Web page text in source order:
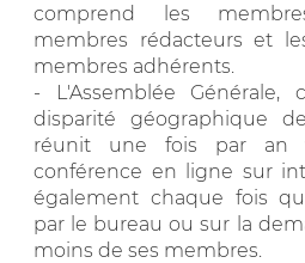
comprend les
membres rédacteurs et
membres adhérents.
- L'Assemblée
disparité géographique
réunit une fois par an
conférence en ligne sur
également chaque fois
par le bureau ou sur la
moins de ses membres.